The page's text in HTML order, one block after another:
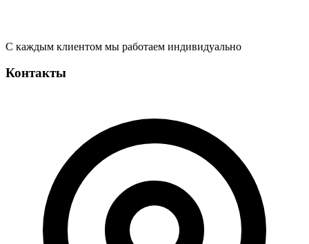
С каждым клиентом мы работаем индивидуально
Контакты